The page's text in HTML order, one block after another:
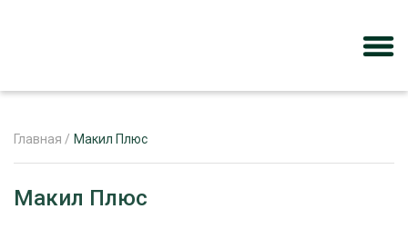
ЖУРНАЛ «ЛЕСНОЙ КОМПЛЕКС»
Главная / Макил Плюс
Макил Плюс